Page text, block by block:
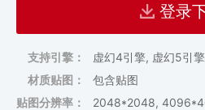
登录
支持引擎：
虚幻4引擎, 虚幻5引擎
材质贴图：
包含贴图
贴图分辨率：
2048*2048,